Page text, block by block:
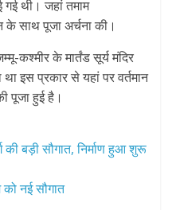
गई थी। जहां तमाम
के साथ पूजा अर्चना की।
कश्मीर के मार्तंड सूर्य मंदिर
इस प्रकार से यहां पर वर्तमान
पूजा हुई है।
की बड़ी सौगात, निर्माण हुआ शुरू
को नई सौगात